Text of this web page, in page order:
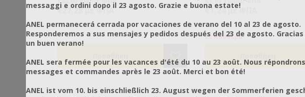
δύσκολη. Εδώ δίνει λύση ο Σάκος
€27,28 με ΦΠΑ €1,24 με ΦΠΑ
Σε Απόθεμα
messaggi e ordini dopo il 23 agosto. Grazie e buona estate!
ANEL permanecerá cerrada por vacaciones de verano del 10 al 23 de agosto.
Responderemos a sus mensajes y pedidos después del 23 de agosto.
un buen verano!
ANEL sera fermée pour les vacances d'été du 10 au 23 août. Nous
messages et commandes après le 23 août. Merci et bon été!
ANEL ist vom 10. bis einschließlich 23. August wegen der Sommerferien